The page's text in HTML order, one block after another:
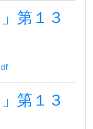
第１３
第１３